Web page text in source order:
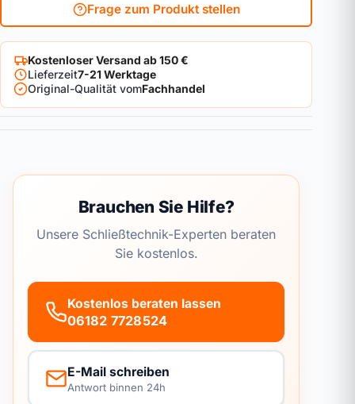
Frage zum Produkt stellen
Kostenloser Versand ab 150 €
Lieferzeit7-21 Werktage
Original-Qualität vomFachhandel
Brauchen Sie Hilfe?
Unsere Schließtechnik-Experten beraten
Sie kostenlos.
Kostenlos beraten lassen
06182 7728524
E-Mail schreiben
Antwort binnen 24h